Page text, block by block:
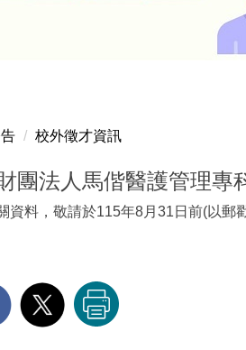
校外徵才資訊
團法人馬偕醫護管理專
資料，敬請於115年8月31日前(以郵